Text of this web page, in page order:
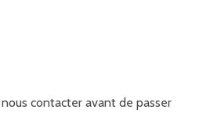
contacter avant de passer